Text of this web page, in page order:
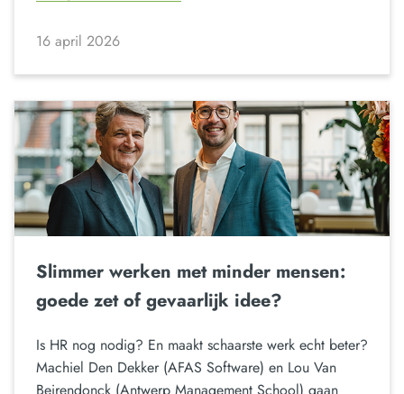
16 april 2026
Slimmer werken met minder mensen:
goede zet of gevaarlijk idee?
Is HR nog nodig? En maakt schaarste werk echt beter?
Machiel Den Dekker (AFAS Software) en Lou Van